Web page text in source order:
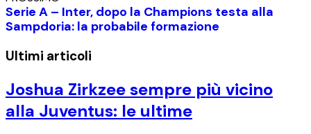
Serie A – Inter, dopo la Champions testa alla
Sampdoria: la probabile formazione
Ultimi articoli
Joshua Zirkzee sempre più vicino
alla Juventus: le ultime